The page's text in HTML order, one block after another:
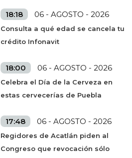
18:18 06 - AGOSTO - 2026
Consulta a qué edad se cancela tu
crédito Infonavit
18:00 06 - AGOSTO - 2026
Celebra el Día de la Cerveza en
estas cervecerías de Puebla
17:48 06 - AGOSTO - 2026
Regidores de Acatlán piden al
Congreso que revocación sólo